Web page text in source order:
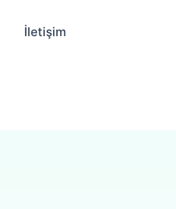
İletişim